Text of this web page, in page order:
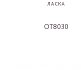
ЛАСКА
OT8030